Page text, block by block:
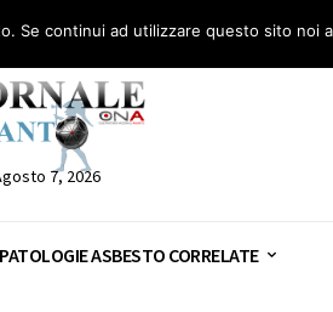
civile, penale e lavoro Segnala – AGN
7, 2026
PATOLOGIE ASBESTO CORRELATE
Se continui ad utilizzare questo sito noi